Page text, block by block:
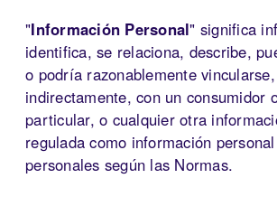
"Información Personal" significa
identifica, se relaciona, describe,
o podría razonablemente
indirectamente, con un consumidor
particular, o cualquier otra
regulada como información
personales según las Normas.